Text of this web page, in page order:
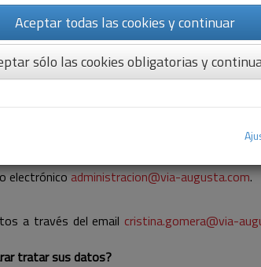
General de Protección de datos
de la página webwww.via-
notificaciones en Autopista A2, Km. 328,
electrónicoadministracion@via-augusta.com.
a través del email cristina.gomera@via-
tratar sus datos?
Aceptar todas las cookies y continuar
sólo las cookies obligatorias y